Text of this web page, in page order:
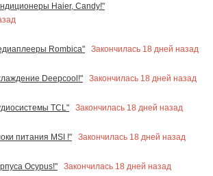
Haier, Candy!"
Rombica"
Закончилась 18 дней назад
Deepcool!"
Закончилась 18 дней назад
TCL"
Закончилась 18 дней назад
питания MSI !"
Закончилась 18 дней назад
Ocypus!"
Закончилась 18 дней назад